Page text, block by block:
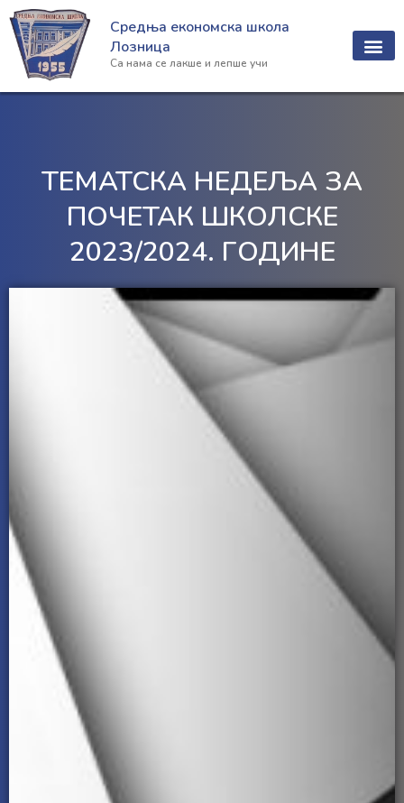
Пређи
на
садржај
Средња економска школа
Лозница
Са нама се лакше и лепше учи
ТЕМАТСКА НЕДЕЉА ЗА
ПОЧЕТАК ШКОЛСКЕ
2023/2024. ГОДИНЕ